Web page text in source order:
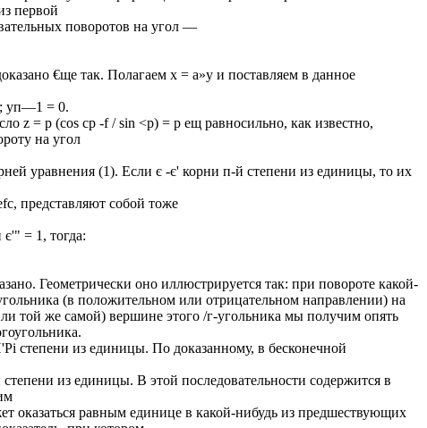
первой
поворотов на угол —
€ще так. Полагаем х = а»у и поставляем в данное
уп—1 = 0.
z = р (cos ср -f / sin <р) = р ещ равносильно, как известно,
на угол
уравнения (1). Если є -є' корни п-й степени из единицы, то их
представляют собой тоже
= 1, тогда:
Геометрически оно иллюстрируется так: при повороте какой-
(в положительном или отрицательном направлении) на
той же самой) вершине этого /г-угольника мы получим опять
степени из единицы. По доказанному, в бесконечной
из единицы. В этой последовательности содержится в
оказаться равным единице в какой-нибудь из предшествующих